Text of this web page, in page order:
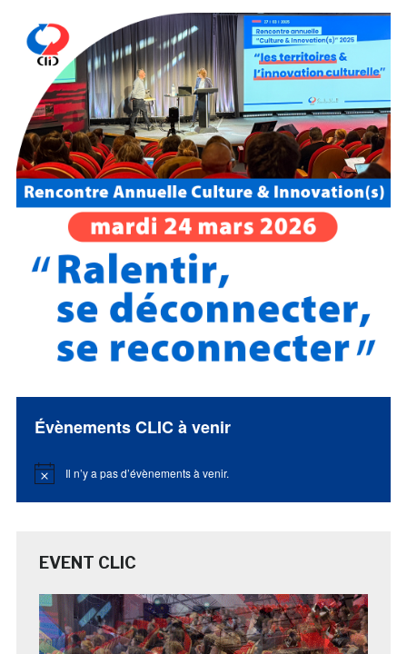
Évènements CLIC à venir
Notice Il n’y a pas d’évènements à venir.
EVENT CLIC